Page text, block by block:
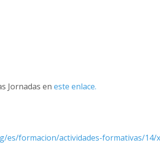
Jornadas eneste enlace.
es/formacion/actividades-formativas/14/